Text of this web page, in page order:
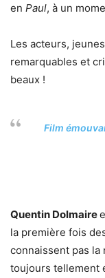
en Paul, à un
Les acteurs,
remarquables et
beaux !
Film
Quentin Dolmaire
la première fois
connaissent pas la
toujours tellement